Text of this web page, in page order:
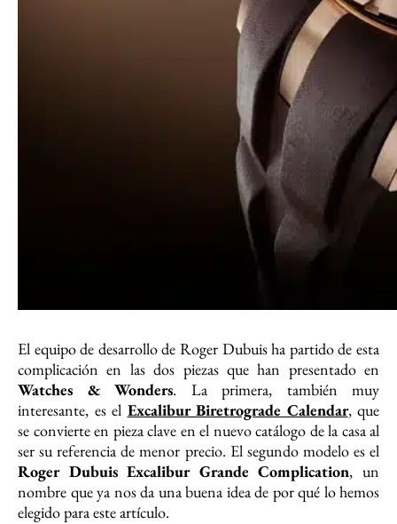
El equipo de desarrollo de Roger Dubuis ha partido de esta
complicación en las dos piezas que han presentado en
Watches & Wonders. La primera, también muy
interesante, es el Excalibur Biretrograde Calendar, que
se convierte en pieza clave en el nuevo catálogo de la casa al
ser su referencia de menor precio. El segundo modelo es el
Roger Dubuis Excalibur Grande Complication, un
nombre que ya nos da una buena idea de por qué lo hemos
elegido para este artículo.